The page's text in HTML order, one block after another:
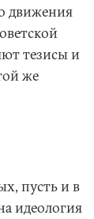
движения
тезисы и
же
пусть и в
идеология